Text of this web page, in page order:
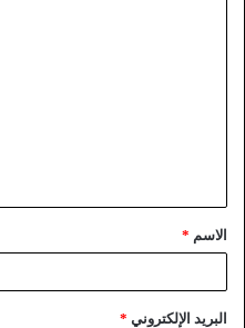
الاسم *
البريد الإلكتروني *